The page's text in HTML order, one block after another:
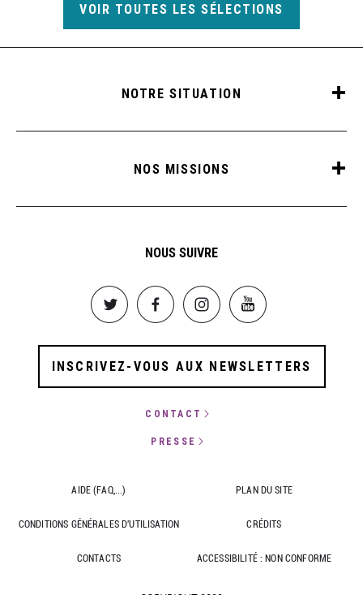
VOIR TOUTES LES SÉLECTIONS
NOTRE SITUATION
NOS MISSIONS
NOUS SUIVRE
Image Image Image Image
INSCRIVEZ-VOUS AUX NEWSLETTERS
CONTACT
PRESSE
AIDE (FAQ,...) PLAN DU SITE
CONDITIONS GÉNÉRALES D'UTILISATION CRÉDITS
CONTACTS ACCESSIBILITÉ : NON CONFORME